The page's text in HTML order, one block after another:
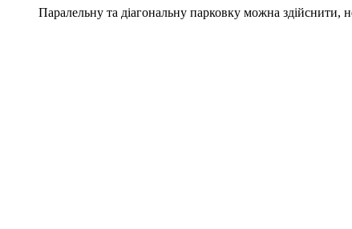
Паралельну та діагональну парковку можна